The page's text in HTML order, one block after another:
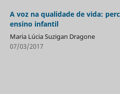
A voz na qualidade de vida:
ensino infantil
Maria Lúcia Suzigan Dragone
07/03/2017